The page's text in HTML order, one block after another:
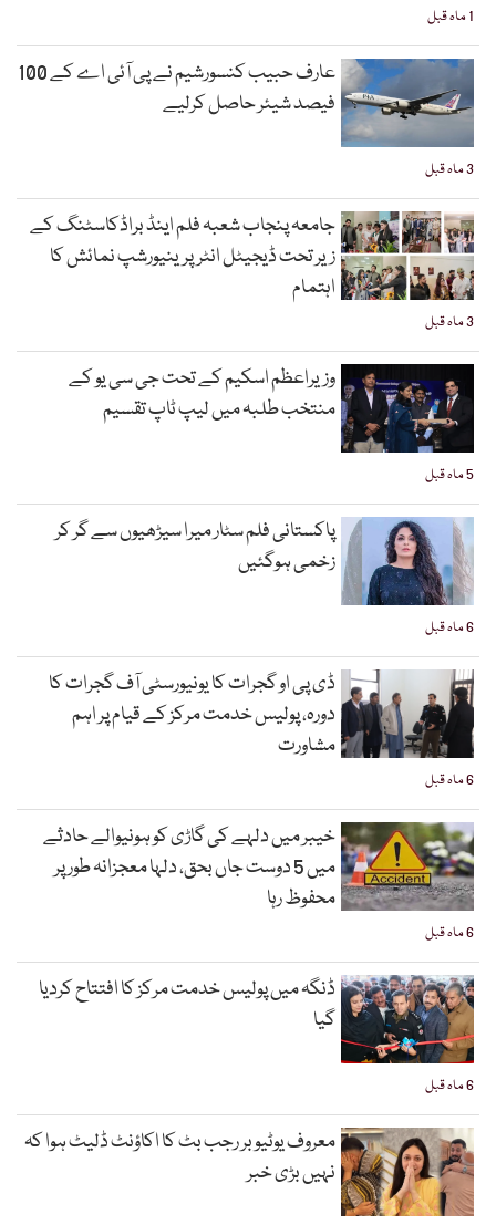
1 ماہ قبل
3 ماہ قبل
عارف حبیب کنسورشیم نے پی آئی اے کے 100
فیصد شیئر حاصل کرلیے
3 ماہ قبل
جامعہ پنجاب شعبہ فلم اینڈ براڈکاسٹنگ کے
زیر تحت ڈیجیٹل انٹرپرینیورشپ نمائش کا
اہتمام
5 ماہ قبل
وزیراعظم اسکیم کے تحت جی سی یو کے
منتخب طلبہ میں لیپ ٹاپ تقسیم
6 ماہ قبل
پاکستانی فلم سٹار میرا سیڑھیوں سے گر کر
زخمی ہوگئیں
6 ماہ قبل
ڈی پی او گجرات کا یونیورسٹی آف گجرات کا
دورہ، پولیس خدمت مرکز کے قیام پر اہم
مشاورت
6 ماہ قبل
خیبر میں دلہے کی گاڑی کو ہونیوالے حادثے
میں 5 دوست جاں بحق، دلہا معجزانہ طور پر
محفوظ رہا
6 ماہ قبل
ڈنگہ میں پولیس خدمت مرکز کا افتتاح کردیا
گیا
معروف یوٹیوبر رجب بٹ کا اکاؤنٹ ڈلیٹ ہوا کہ
نہیں بڑی خبر